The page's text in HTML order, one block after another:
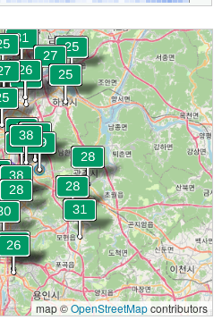
map ©OpenStreetMapcontributors